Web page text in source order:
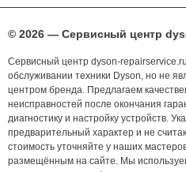
© 2026 — Сервисный центр
Сервисный центр dyson-
обслуживании техники Dyson, но не
центром бренда. Предлагаем
неисправностей после окончания
диагностику и настройку устройств.
предварительный характер и не
стоимость уточняйте у наших
размещённым на сайте. Мы